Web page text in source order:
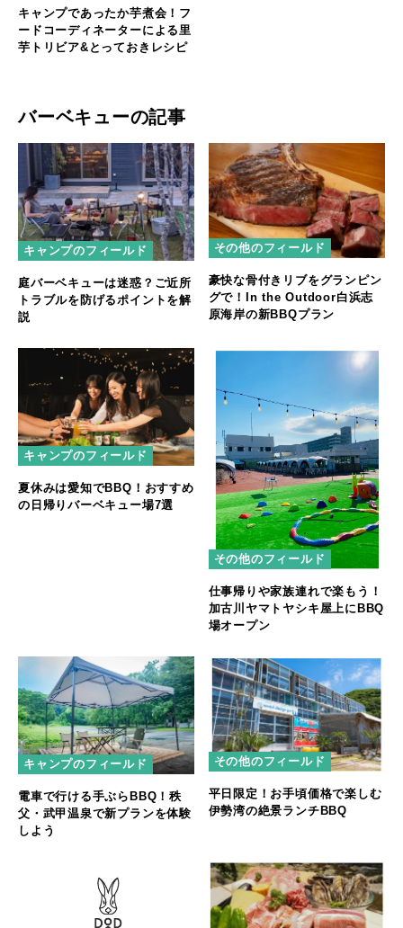
キャンプであったか芋煮会！フ
ードコーディネーターによる里
芋トリビア&とっておきレシピ
バーベキューの記事
キャンプのフィールド
庭バーベキューは迷惑？ご近所
トラブルを防げるポイントを解
説
その他のフィールド
豪快な骨付きリブをグランピン
グで！In the Outdoor白浜志
原海岸の新BBQプラン
キャンプのフィールド
夏休みは愛知でBBQ！おすすめ
の日帰りバーベキュー場7選
その他のフィールド
仕事帰りや家族連れで楽もう！
加古川ヤマトヤシキ屋上にBBQ
場オープン
キャンプのフィールド
電車で行ける手ぶらBBQ！秩
父・武甲温泉で新プランを体験
しよう
その他のフィールド
平日限定！お手頃価格で楽しむ
伊勢湾の絶景ランチBBQ